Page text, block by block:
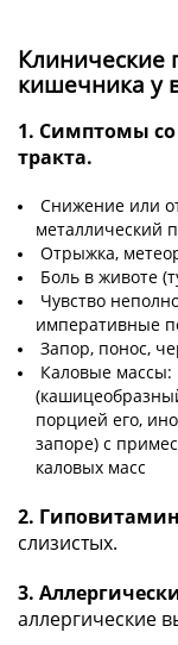
Клинические
кишечника у
1. Симптомы
тракта.
Снижение или
металлический
Отрыжка,
Боль в животе
Чувство
императивные
Запор, понос,
Каловые массы:
порцией его,
запоре) с
каловых масс
2.
слизистых.
3.
аллергические